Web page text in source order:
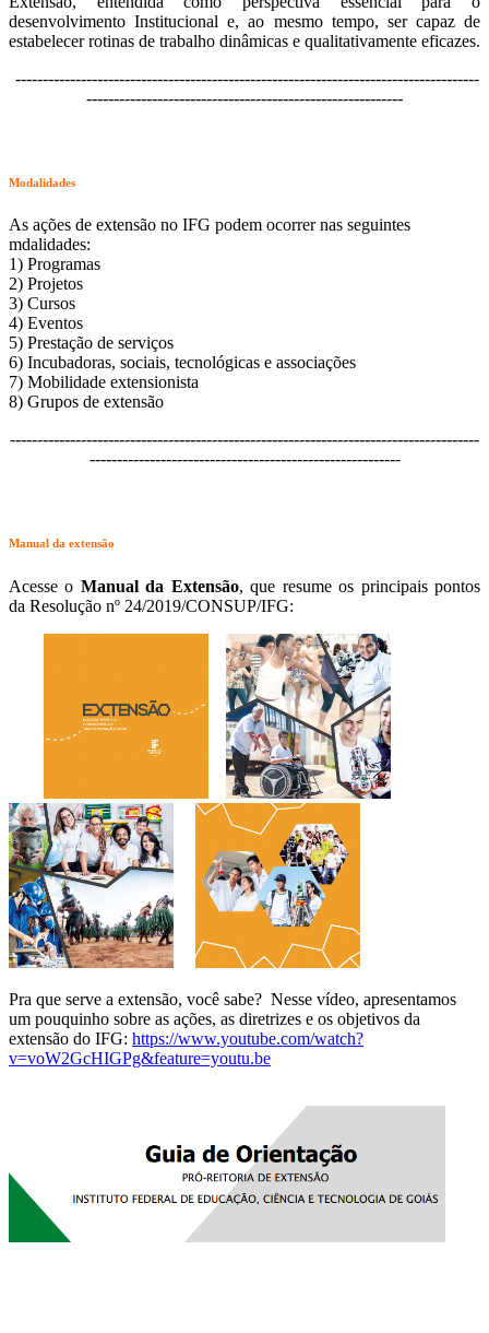
desenvolvimento Institucional e, ao mesmo tempo, ser capaz de
estabelecer rotinas de trabalho dinâmicas e qualitativamente eficazes.
-------------------------------------------------------------------------------------
----------------------------------------------------------
Modalidades
As ações de extensão no IFG podem ocorrer nas seguintes
mdalidades:
1) Programas
2) Projetos
3) Cursos
4) Eventos
5) Prestação de serviços
6) Incubadoras, sociais, tecnológicas e associações
7) Mobilidade extensionista
8) Grupos de extensão
--------------------------------------------------------------------------------------
---------------------------------------------------------
Manual da extensão
Acesse o Manual da Extensão, que resume os principais pontos
da Resolução nº 24/2019/CONSUP/IFG:
Pra que serve a extensão, você sabe? Nesse vídeo, apresentamos
um pouquinho sobre as ações, as diretrizes e os objetivos da
extensão do IFG: https://www.youtube.com/watch?
v=voW2GcHIGPg&feature=youtu.be